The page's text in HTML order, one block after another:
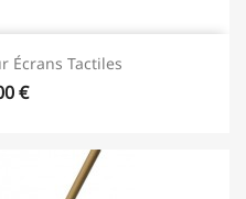
Écrans Tactiles
€